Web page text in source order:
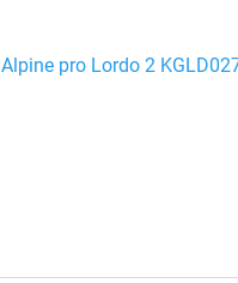
Alpine pro Lordo 2